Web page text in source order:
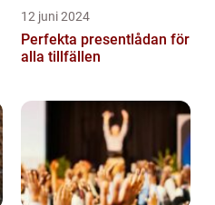
12 juni 2024
Perfekta presentlådan för
alla tillfällen